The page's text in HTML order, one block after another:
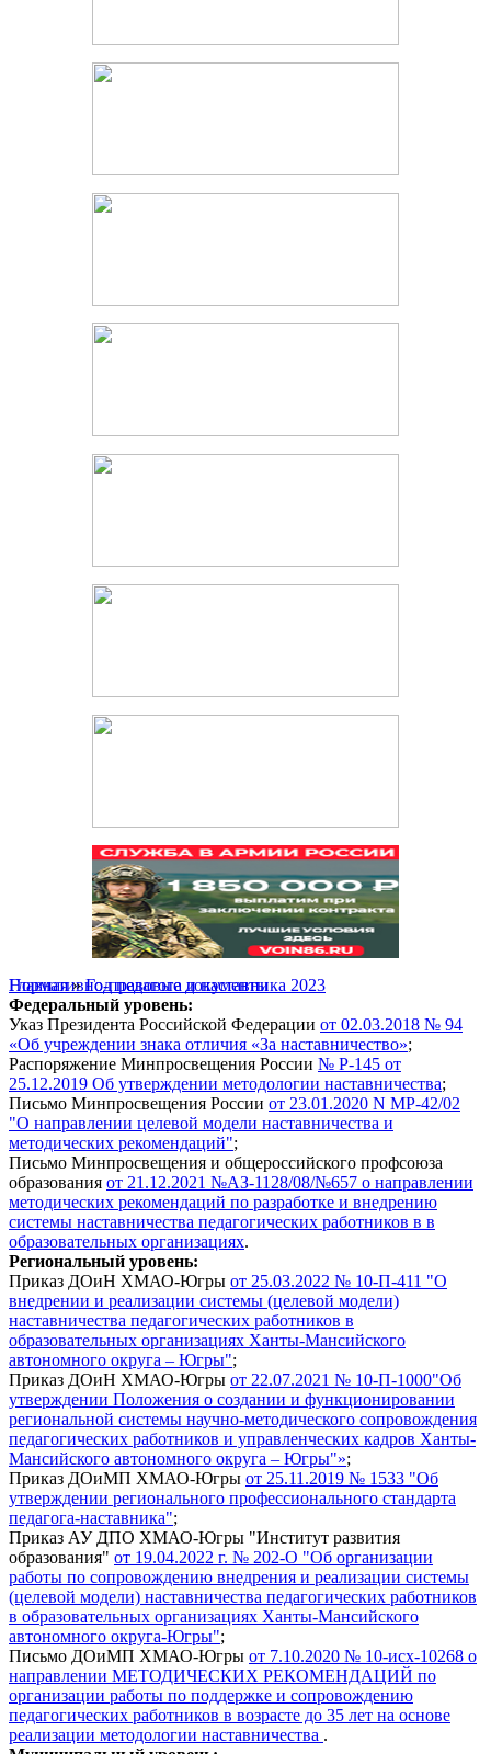
Главная»Год педагога и наставника 2023
Нормативно-правовые документы
Федеральный уровень:
Указ Президента Российской Федерации от 02.03.2018 № 94
«Об учреждении знака отличия «За наставничество»;
Распоряжение Минпросвещения России № Р-145 от
25.12.2019 Об утверждении методологии наставничества;
Письмо Минпросвещения России от 23.01.2020 N МР-42/02
"О направлении целевой модели наставничества и
методических рекомендаций";
Письмо Минпросвещения и общероссийского профсоюза
образования от 21.12.2021 №АЗ-1128/08/№657 о направлении
методических рекомендаций по разработке и внедрению
системы наставничества педагогических работников в в
образовательных организациях.
Региональный уровень:
Приказ ДОиН ХМАО-Югры от 25.03.2022 № 10-П-411 "О
внедрении и реализации системы (целевой модели)
наставничества педагогических работников в
образовательных организациях Ханты-Мансийского
автономного округа – Югры";
Приказ ДОиН ХМАО-Югры от 22.07.2021 № 10-П-1000"Об
утверждении Положения о создании и функционировании
региональной системы научно-методического сопровождения
педагогических работников и управленческих кадров Ханты-
Мансийского автономного округа – Югры"»;
Приказ ДОиМП ХМАО-Югры от 25.11.2019 № 1533 "Об
утверждении регионального профессионального стандарта
педагога-наставника";
Приказ АУ ДПО ХМАО-Югры "Институт развития
образования" от 19.04.2022 г. № 202-О "Об организации
работы по сопровождению внедрения и реализации системы
(целевой модели) наставничества педагогических работников
в образовательных организациях Ханты-Мансийского
автономного округа-Югры";
Письмо ДОиМП ХМАО-Югры от 7.10.2020 № 10-исх-10268 о
направлении МЕТОДИЧЕСКИХ РЕКОМЕНДАЦИЙ по
организации работы по поддержке и сопровождению
педагогических работников в возрасте до 35 лет на основе
реализации методологии наставничества .